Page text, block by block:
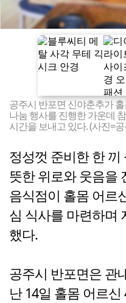
공주시 반포면 신야춘추가
나눔 행사를 진행한 가운데
시간을 보내고 있다. (사진=
정성껏 준비한 한
뜻한 위로와 웃음을
음식점이 홀몸 어르
심 식사를 마련하며
했다.
공주시 반포면은 관
난 14일 홀몸 어르